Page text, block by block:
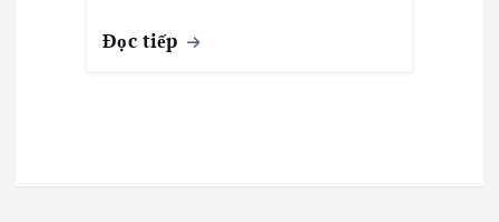
Đọc tiếp